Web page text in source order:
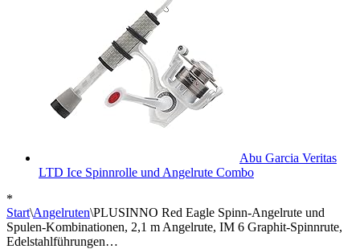
Abu Garcia Veritas
LTD Ice Spinnrolle und Angelrute Combo
*
Start\Angelruten\PLUSINNO Red Eagle Spinn-Angelrute und
Spulen-Kombinationen, 2,1 m Angelrute, IM 6 Graphit-Spinnrute,
Edelstahlführungen…